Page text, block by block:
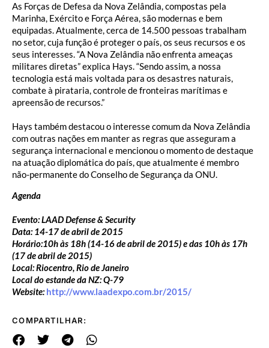
As Forças de Defesa da Nova Zelândia, compostas pela
Marinha, Exército e Força Aérea, são modernas e bem
equipadas. Atualmente, cerca de 14.500 pessoas trabalham
no setor, cuja função é proteger o país, os seus recursos e os
seus interesses. “A Nova Zelândia não enfrenta ameaças
militares diretas” explica Hays. “Sendo assim, a nossa
tecnologia está mais voltada para os desastres naturais,
combate à pirataria, controle de fronteiras marítimas e
apreensão de recursos.”
Hays também destacou o interesse comum da Nova Zelândia
com outras nações em manter as regras que asseguram a
segurança internacional e mencionou o momento de destaque
na atuação diplomática do país, que atualmente é membro
não-permanente do Conselho de Segurança da ONU.
Agenda
Evento: LAAD Defense & Security
Data: 14-17 de abril de 2015
Horário:10h às 18h (14-16 de abril de 2015) e das 10h às 17h
(17 de abril de 2015)
Local: Riocentro, Rio de Janeiro
Local do estande da NZ: Q-79
Website:http://www.laadexpo.com.br/2015/
COMPARTILHAR: